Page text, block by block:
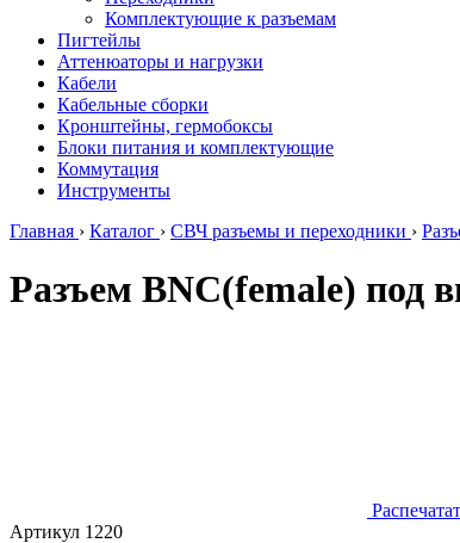
Комплектующие к разъемам
Пигтейлы
Аттенюаторы и нагрузки
Кабели
Кабельные сборки
Кронштейны, гермобоксы
Блоки питания и комплектующие
Коммутация
Инструменты
Главная › Каталог › СВЧ разъемы и переходники ›
Разъем BNC(female) под
Артикул 1220